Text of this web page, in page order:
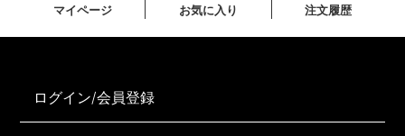
マイページ お気に入り 注文履歴
ログイン/会員登録